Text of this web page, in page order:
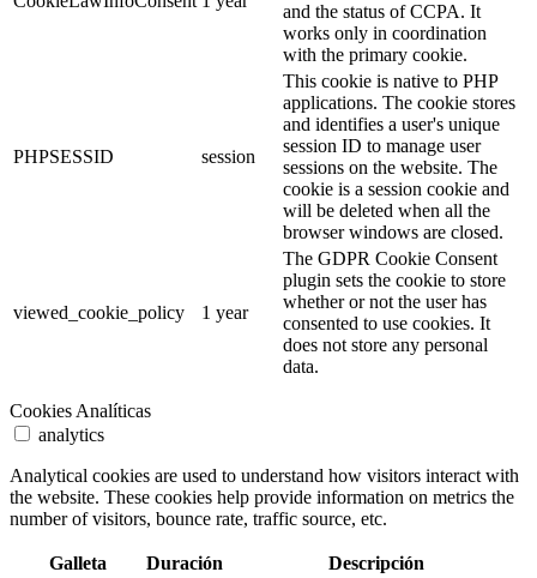
and the status of CCPA. It
works only in coordination
with the primary cookie.
PHPSESSID session
This cookie is native to PHP
applications. The cookie stores
and identifies a user's unique
session ID to manage user
sessions on the website. The
cookie is a session cookie and
will be deleted when all the
browser windows are closed.
viewed_cookie_policy 1 year
The GDPR Cookie Consent
plugin sets the cookie to store
whether or not the user has
consented to use cookies. It
does not store any personal
data.
Cookies Analíticas
analytics
Analytical cookies are used to understand how visitors interact with
the website. These cookies help provide information on metrics the
number of visitors, bounce rate, traffic source, etc.
Galleta Duración Descripción